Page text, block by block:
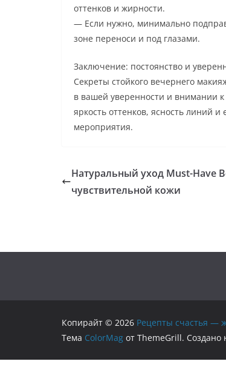
оттенков и жирности.
— Если нужно, минимально
зоне переноси и под глазами.
Заключение: постоянство и
Секреты стойкого вечернего
в вашей уверенности и внимании
яркость оттенков, ясность линий
мероприятия.
Натуральный уход Must-Have
чувствительной кожи
Копирайт © 2026 Рецепты счастья —
Тема ColorMag от ThemeGrill. Создано